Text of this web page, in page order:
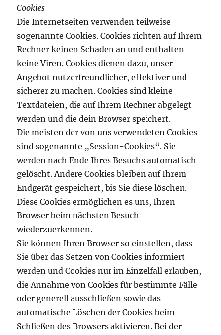
Cookies
Die Internetseiten verwenden teilweise
sogenannte Cookies. Cookies richten auf Ihrem
Rechner keinen Schaden an und enthalten
keine Viren. Cookies dienen dazu, unser
Angebot nutzerfreundlicher, effektiver und
sicherer zu machen. Cookies sind kleine
Textdateien, die auf Ihrem Rechner abgelegt
werden und die dein Browser speichert.
Die meisten der von uns verwendeten Cookies
sind sogenannte „Session-Cookies“. Sie
werden nach Ende Ihres Besuchs automatisch
gelöscht. Andere Cookies bleiben auf Ihrem
Endgerät gespeichert, bis Sie diese löschen.
Diese Cookies ermöglichen es uns, Ihren
Browser beim nächsten Besuch
wiederzuerkennen.
Sie können Ihren Browser so einstellen, dass
Sie über das Setzen von Cookies informiert
werden und Cookies nur im Einzelfall erlauben,
die Annahme von Cookies für bestimmte Fälle
oder generell ausschließen sowie das
automatische Löschen der Cookies beim
Schließen des Browsers aktivieren. Bei der